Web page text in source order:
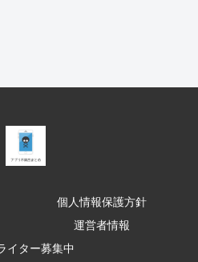
個人情報保護方針
運営者情報
イター募集中